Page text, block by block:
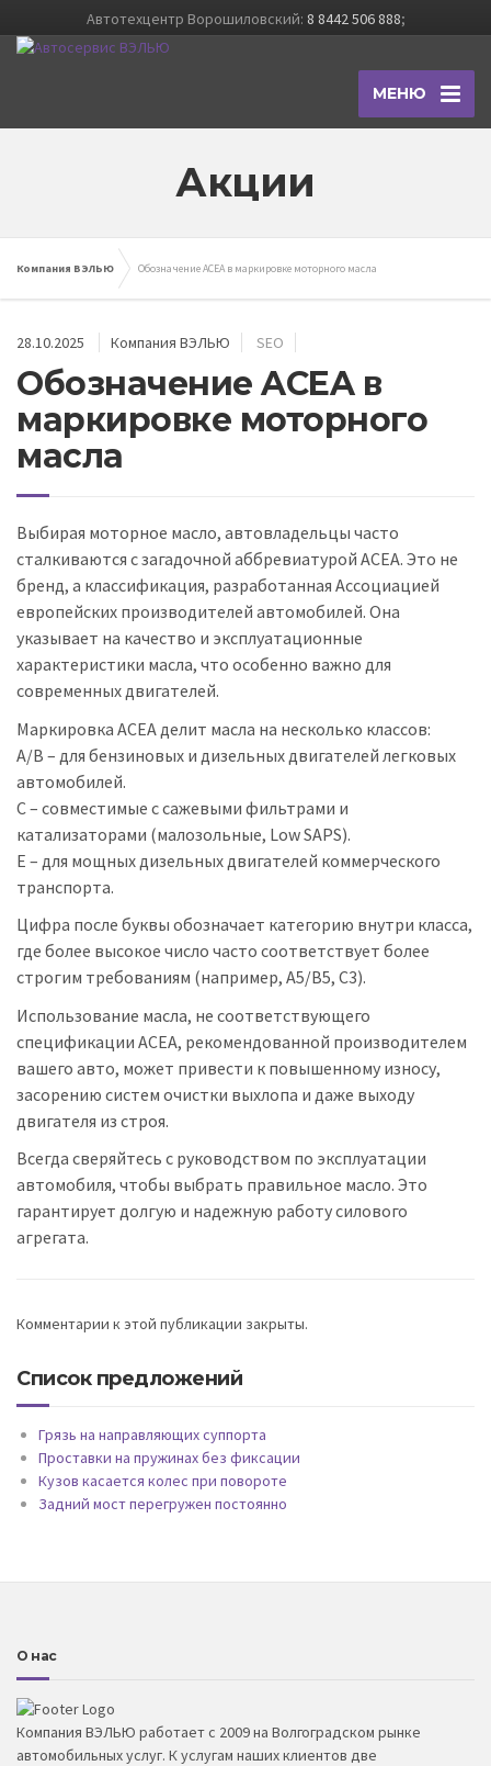
Автотехцентр Ворошиловский: 8 8442 506 888;
МЕНЮ
Акции
Компания ВЭЛЬЮ Обозначение ACEA в маркировке моторного масла
28.10.2025 Компания ВЭЛЬЮ SEO
Обозначение ACEA в
маркировке моторного
масла
Выбирая моторное масло, автовладельцы часто
сталкиваются с загадочной аббревиатурой ACEA. Это не
бренд, а классификация, разработанная Ассоциацией
европейских производителей автомобилей. Она
указывает на качество и эксплуатационные
характеристики масла, что особенно важно для
современных двигателей.
Маркировка ACEA делит масла на несколько классов:
A/B – для бензиновых и дизельных двигателей легковых
автомобилей.
C – совместимые с сажевыми фильтрами и
катализаторами (малозольные, Low SAPS).
E – для мощных дизельных двигателей коммерческого
транспорта.
Цифра после буквы обозначает категорию внутри класса,
где более высокое число часто соответствует более
строгим требованиям (например, A5/B5, C3).
Использование масла, не соответствующего
спецификации ACEA, рекомендованной производителем
вашего авто, может привести к повышенному износу,
засорению систем очистки выхлопа и даже выходу
двигателя из строя.
Всегда сверяйтесь с руководством по эксплуатации
автомобиля, чтобы выбрать правильное масло. Это
гарантирует долгую и надежную работу силового
агрегата.
Комментарии к этой публикации закрыты.
Список предложений
Грязь на направляющих суппорта
Проставки на пружинах без фиксации
Кузов касается колес при повороте
Задний мост перегружен постоянно
О нас
Компания ВЭЛЬЮ работает с 2009 на Волгоградском рынке
автомобильных услуг. К услугам наших клиентов две